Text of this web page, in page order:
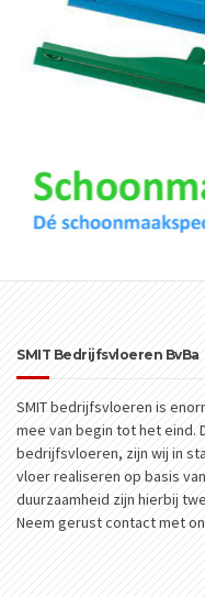
SMIT Bedrijfsvloeren BvBa
SMIT bedrijfsvloeren is
mee van begin tot het eind.
bedrijfsvloeren, zijn wij in
vloer realiseren op basis
duurzaamheid zijn hierbij
Neem gerust contact met